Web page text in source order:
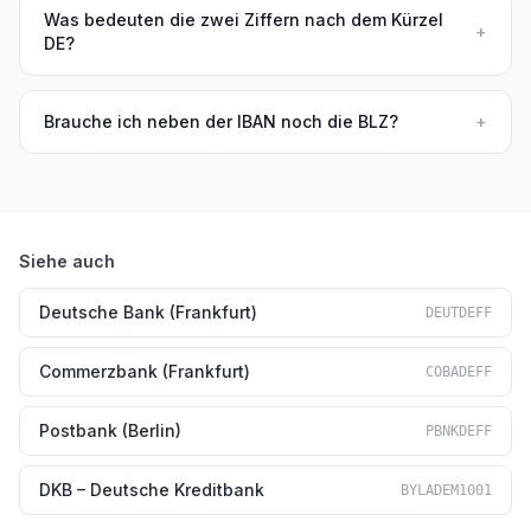
Was bedeuten die zwei Ziffern nach dem Kürzel
DE?
+
Brauche ich neben der IBAN noch die BLZ? +
Siehe auch
Deutsche Bank (Frankfurt) DEUTDEFF
Commerzbank (Frankfurt) COBADEFF
Postbank (Berlin) PBNKDEFF
DKB – Deutsche Kreditbank BYLADEM1001